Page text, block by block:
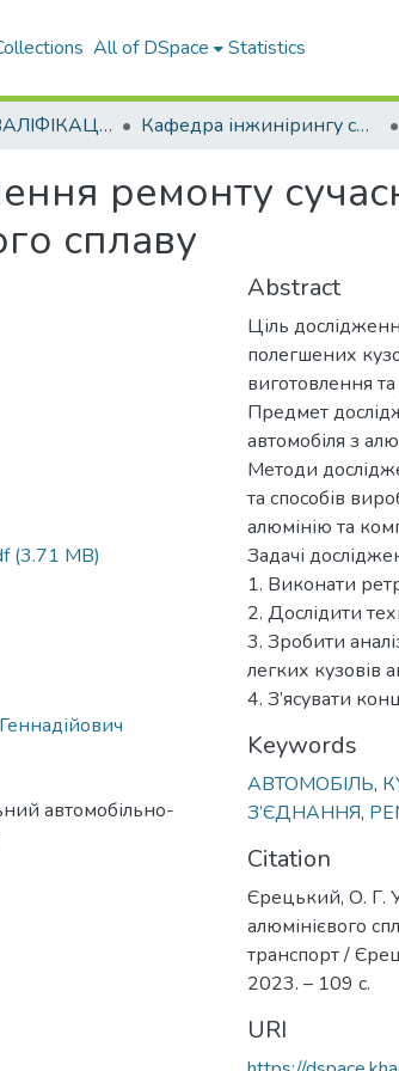
All of DSpace Statistics
ВИПУСКНІ КВАЛІФІКАЦІЙНІ РОБОТИ Кафедра інжинірингу систем автомобільного транспорту
ремонту
сплаву
(3.71 MB)
автомобільно-
Abstract
Ціль
полегшених
виготовлення
Предмет
автомобіля з
Методи
та способів
алюмінію та
Задачі
1. Виконати
2. Дослідити
3. Зробити
легких кузовів
4. З’ясувати
Keywords
АВТОМОБІЛЬ,
З’ЄДНАННЯ,
Citation
Єрецький, О. Г.
алюмінієвого
транспорт /
2023. – 109 с.
URI